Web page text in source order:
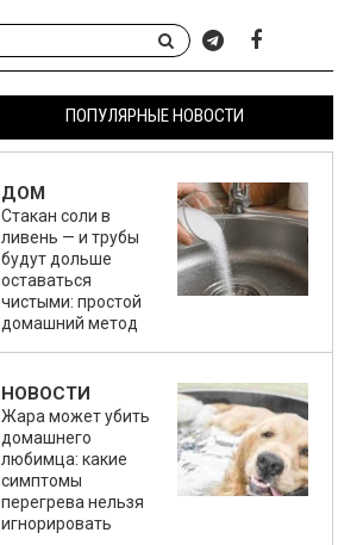
ПОПУЛЯРНЫЕ НОВОСТИ
ДОМ
Стакан соли в
ливень — и трубы
будут дольше
оставаться
чистыми: простой
домашний метод
НОВОСТИ
Жара может убить
домашнего
любимца: какие
симптомы
перегрева нельзя
игнорировать